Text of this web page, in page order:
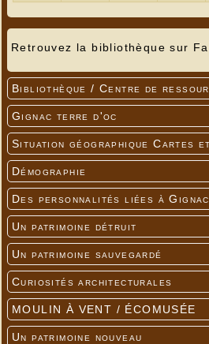
Retrouvez la bibliothèque sur
Bibliothèque / Centre de
Gignac terre d'oc
Situation géographique Cartes
Démographie
Des personnalités liées à Gignac
Un patrimoine détruit
Un patrimoine sauvegardé
Curiosités architecturales
MOULIN À VENT / ÉCOMUSÉE
Un patrimoine nouveau